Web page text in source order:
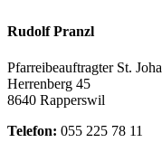
Rudolf Pranzl
Pfarreibeauftragter St.
Herrenberg 45
8640 Rapperswil
Telefon: 055 225 78 11